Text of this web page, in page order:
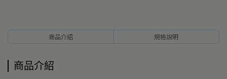
商品介紹 規格說明
商品介紹